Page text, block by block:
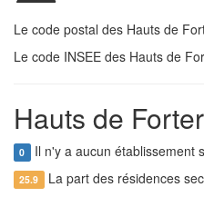
Le code postal des Hauts de
Le code INSEE des Hauts de
Hauts de
0 Il n'y a aucun établissement
25.9 La part des résidences